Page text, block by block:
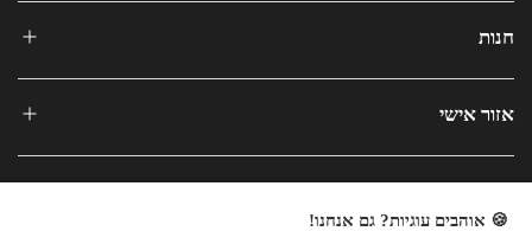
חנות
אזור אישי
🍪 אוהבים עוגיות? גם אנחנו!